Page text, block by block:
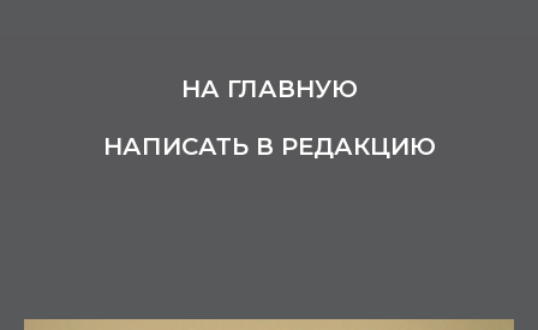
НА ГЛАВНУЮ
НАПИСАТЬ В РЕДАКЦИЮ